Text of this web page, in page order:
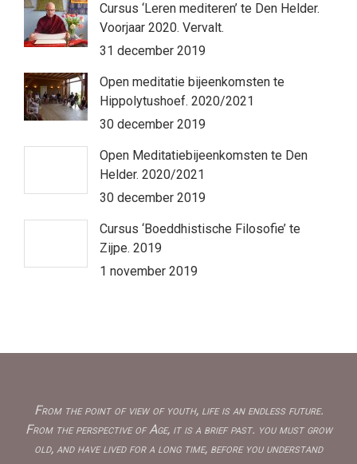
Cursus ‘Leren mediteren’ te Den Helder.
Voorjaar 2020. Vervalt.
31 december 2019
Open meditatie bijeenkomsten te
Hippolytushoef. 2020/2021
30 december 2019
Open Meditatiebijeenkomsten te Den
Helder. 2020/2021
30 december 2019
Cursus ‘Boeddhistische Filosofie’ te
Zijpe. 2019
1 november 2019
From the point of view of youth, life is an endless future.
From the perspective of Age, it is a brief past. you must grow
old, and have lived for a long time, before you understand